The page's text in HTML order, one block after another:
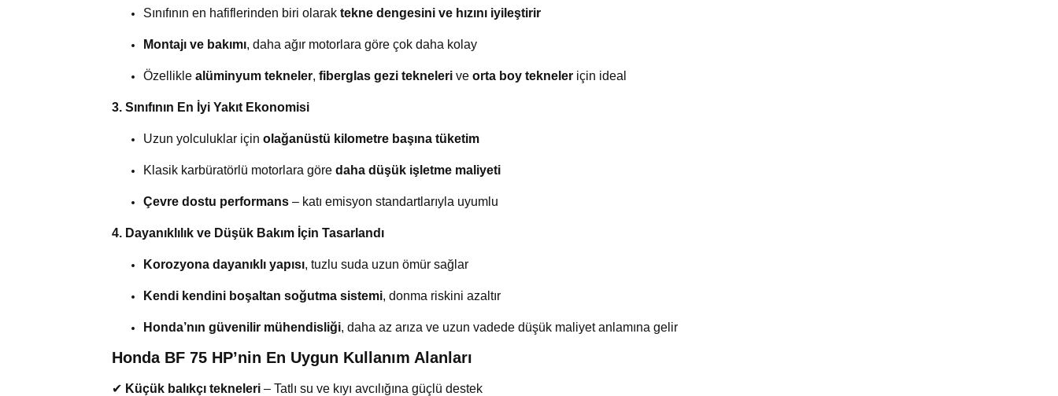
Sınıfının en hafiflerinden biri olarak tekne dengesini ve hızını iyileştirir
Montajı ve bakımı, daha ağır motorlara göre çok daha kolay
Özellikle alüminyum tekneler, fiberglas gezi tekneleri ve orta boy tekneler için ideal
3. Sınıfının En İyi Yakıt Ekonomisi
Uzun yolculuklar için olağanüstü kilometre başına tüketim
Klasik karbüratörlü motorlara göre daha düşük işletme maliyeti
Çevre dostu performans – katı emisyon standartlarıyla uyumlu
4. Dayanıklılık ve Düşük Bakım İçin Tasarlandı
Korozyona dayanıklı yapısı, tuzlu suda uzun ömür sağlar
Kendi kendini boşaltan soğutma sistemi, donma riskini azaltır
Honda’nın güvenilir mühendisliği, daha az arıza ve uzun vadede düşük maliyet anlamına gelir
Honda BF 75 HP’nin En Uygun Kullanım Alanları
✔ Küçük balıkçı tekneleri – Tatlı su ve kıyı avcılığına güçlü destek